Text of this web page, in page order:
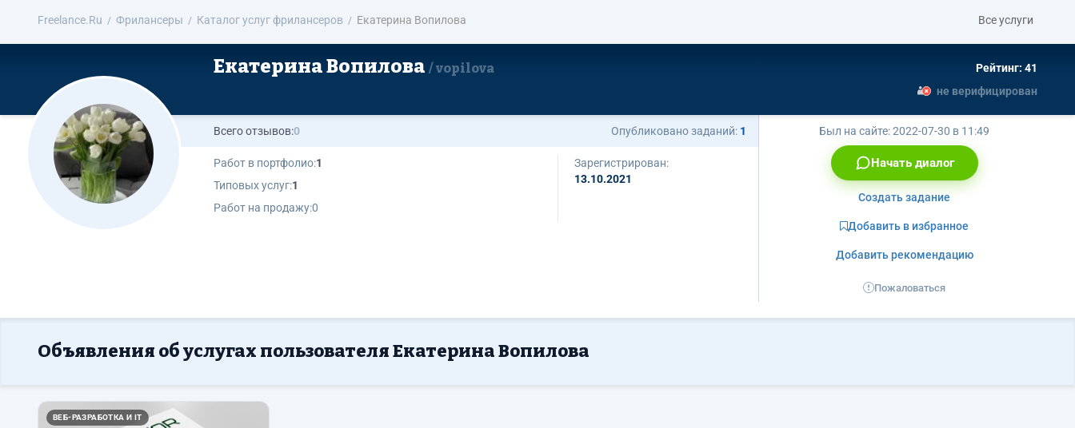
Все услуги
Freelance.Ru Фрилансеры Каталог услуг фрилансеров Екатерина Вопилова
Екатерина Вопилова vopilova
Рейтинг: 41
не верифицирован
Всего отзывов:0 Опубликовано заданий: 1
Работ в портфолио:1
Типовых услуг:1
Работ на продажу:0
Зарегистрирован:
13.10.2021
Был на сайте:2022-07-30 в 11:49
Начать диалог
Создать задание
Добавить в избранное
Добавить рекомендацию
Пожаловаться
Объявления об услугах пользователя Екатерина Вопилова
ВЕБ-РАЗРАБОТКА И IT